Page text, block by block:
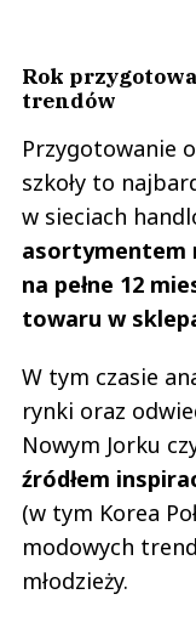
Rok
trendów
Przygotowanie
szkoły to
w sieciach
asortymentem
na pełne 12
towaru w
W tym czasie
rynki oraz
Nowym Jorku
źródłem
(w tym Korea
modowych
młodzieży.